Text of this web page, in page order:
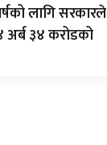
लागि सरकारले
अर्ब ३४ करोडको